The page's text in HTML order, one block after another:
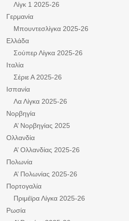
Λίγκ 1 2025-26
Γερμανία
Μπουντεσλίγκα 2025-26
Ελλάδα
Σούπερ Λίγκα 2025-26
Ιταλία
Σέριε Α 2025-26
Ισπανία
Λα Λίγκα 2025-26
Νορβηγία
Α’ Νορβηγίας 2025
Ολλανδία
Α’ Ολλανδίας 2025-26
Πολωνία
Α’ Πολωνίας 2025-26
Πορτογαλία
Πριμέϊρα Λίγκα 2025-26
Ρωσία